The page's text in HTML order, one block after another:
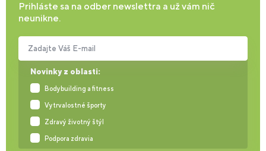
Prihláste sa na odber newslettra a už vám nič
neunikne.
Novinky z oblasti:
Bodybuilding a fitness
Vytrvalostné športy
Zdravý životný štýl
Podpora zdravia
Zadajte Váš E-mail